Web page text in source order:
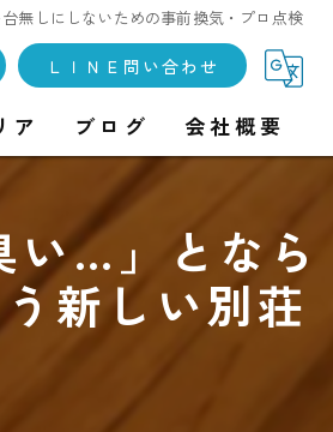
無しにしないための事前換気・プロ点検
ＬＩＮＥ問い合わせ
ア ブログ 会社概要
い…」となら
新しい別荘